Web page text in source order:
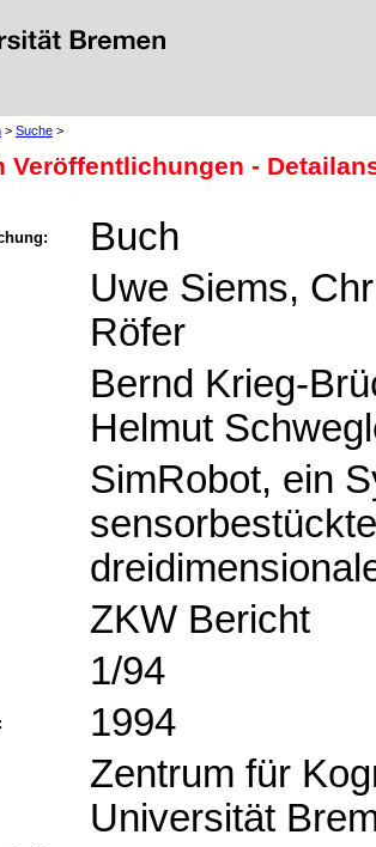
> Suche >
Veröffentlichungen -
Buch
Uwe Siems,
Röfer
Bernd Krieg-
Helmut
SimRobot, ein
ZKW Bericht
1/94
1994
Zentrum für
Universität